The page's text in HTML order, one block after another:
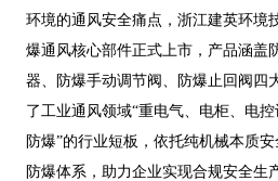
环境的通风安全痛点，浙江建英环境
爆通风核心部件正式上市，产品涵盖
器、防爆手动调节阀、防爆止回阀四
了工业通风领域“重电气、电柜、电
防爆”的行业短板，依托纯机械本质
防爆体系，助力企业实现合规安全生